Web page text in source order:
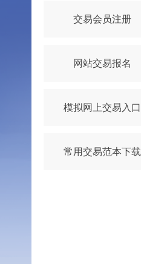
交易会员注册
网站交易报名
模拟网上交易入口
常用交易范本下载